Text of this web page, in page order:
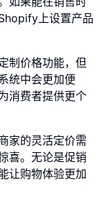
上设置产品
制价格功能，但
统中会更加便
消费者提供更个
家的灵活定价需
喜。无论是促销
让购物体验更加